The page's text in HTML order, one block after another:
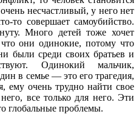
несчастливый, у него нет
то совершает самоубийство.
Много детей тоже хочет
они одинокие, потому что
были среди своих братьев и
Одинокий мальчик,
в семье — это его трагедия,
ему очень трудно найти свое
все только для него. Эти
глобальные проблемы.